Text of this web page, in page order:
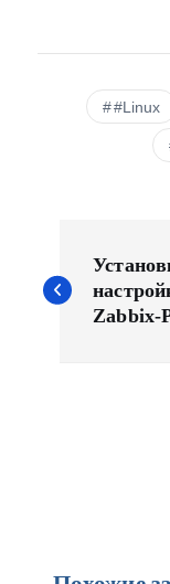
#Linux
в
Zabbix-